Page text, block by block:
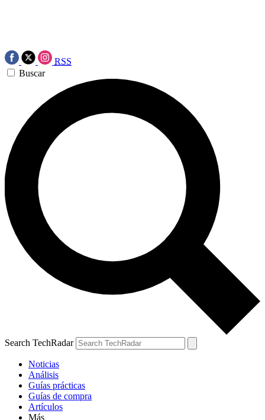
RSS
Buscar
Search TechRadar
Noticias
Análisis
Guías prácticas
Guías de compra
Artículos
Más